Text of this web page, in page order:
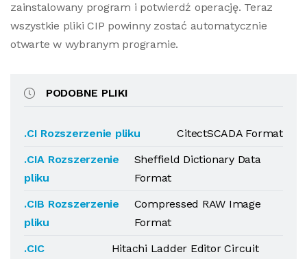
zainstalowany program i potwierdź operację. Teraz
wszystkie pliki CIP powinny zostać automatycznie
otwarte w wybranym programie.
PODOBNE PLIKI
.CI Rozszerzenie pliku
CitectSCADA Format
.CIA Rozszerzenie
pliku
Sheffield Dictionary Data
Format
.CIB Rozszerzenie
pliku
Compressed RAW Image
Format
.CIC
Hitachi Ladder Editor Circuit